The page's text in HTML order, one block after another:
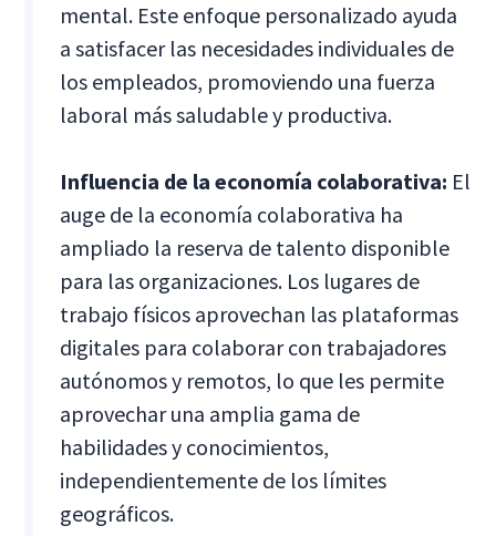
mental. Este enfoque personalizado ayuda
a satisfacer las necesidades individuales de
los empleados, promoviendo una fuerza
laboral más saludable y productiva.
Influencia de la economía colaborativa: El
auge de la economía colaborativa ha
ampliado la reserva de talento disponible
para las organizaciones. Los lugares de
trabajo físicos aprovechan las plataformas
digitales para colaborar con trabajadores
autónomos y remotos, lo que les permite
aprovechar una amplia gama de
habilidades y conocimientos,
independientemente de los límites
geográficos.